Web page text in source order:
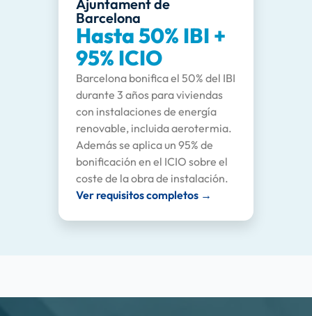
Ajuntament de
Barcelona
Hasta 50% IBI +
95% ICIO
Barcelona bonifica el 50% del IBI
durante 3 años para viviendas
con instalaciones de energía
renovable, incluida aerotermia.
Además se aplica un 95% de
bonificación en el ICIO sobre el
coste de la obra de instalación.
Ver requisitos completos →